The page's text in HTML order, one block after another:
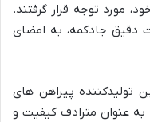
مورد توجه قرار گرفتند.
دقیق جادکمه، به امضای
ترین تولیدکننده پیراهن های
به عنوان مترادف کیفیت و